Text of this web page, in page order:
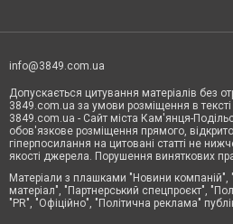
info@3849.com.ua
Допускається цитування матеріалів без
3849.com.ua за умови розміщення в
3849.com.ua - Сайт міста Кам'янця-
обов'язкове розміщення прямого,
гіперпосилання на цитовані статті не
якості джерела. Порушення виняткових
Матеріали з плашками "Новини компаній",
матеріал", "Партнерський спецпроєкт",
"PR", "Офіційно", "Політична реклама"